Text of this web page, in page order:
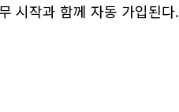
시작과 함께 자동 가입된